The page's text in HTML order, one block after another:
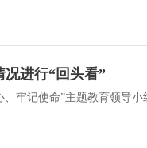
进行“回头看”
牢记使命”主题教育领导